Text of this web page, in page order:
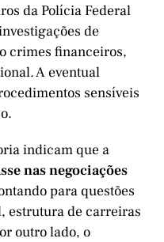
da Polícia Federal
de
crimes financeiros,
A eventual
sensíveis
indicam que a
nas negociações
para questões
estrutura de carreiras
outro lado, o